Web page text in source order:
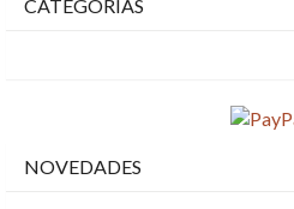
CATEGORÍAS
NOVEDADES